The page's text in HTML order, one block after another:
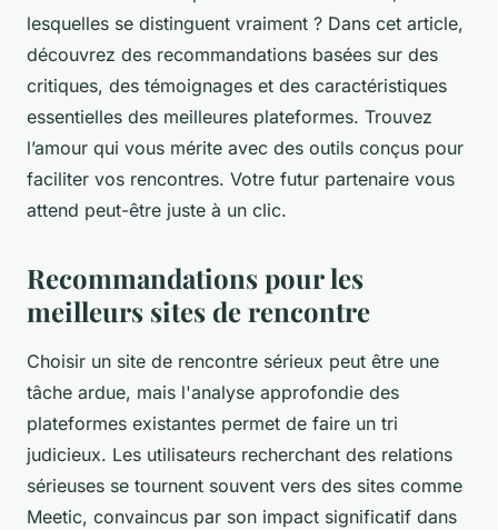
lesquelles se distinguent vraiment ? Dans cet article,
découvrez des recommandations basées sur des
critiques, des témoignages et des caractéristiques
essentielles des meilleures plateformes. Trouvez
l’amour qui vous mérite avec des outils conçus pour
faciliter vos rencontres. Votre futur partenaire vous
attend peut-être juste à un clic.
Recommandations pour les
meilleurs sites de rencontre
Choisir un site de rencontre sérieux peut être une
tâche ardue, mais l'analyse approfondie des
plateformes existantes permet de faire un tri
judicieux. Les utilisateurs recherchant des relations
sérieuses se tournent souvent vers des sites comme
Meetic, convaincus par son impact significatif dans